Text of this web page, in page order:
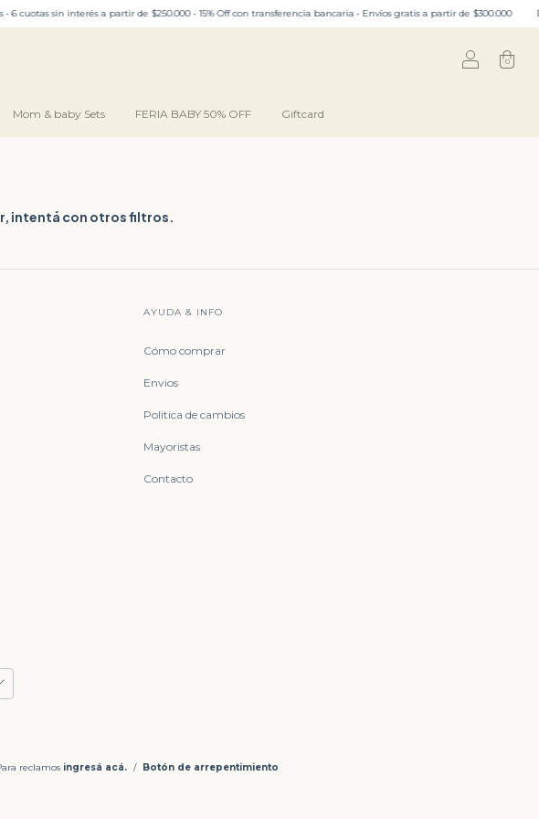
6 cuotas sin interés a partir de $250.000 • 15% Off con transferencia bancaria • Envíos gratis a partir de $300.000
0
Mom & baby Sets FERIA BABY 50% OFF Giftcard
intentá con otros filtros.
AYUDA & INFO
Cómo comprar
Envios
Politica de cambios
Mayoristas
Contacto
reclamos ingresá acá. / Botón de arrepentimiento